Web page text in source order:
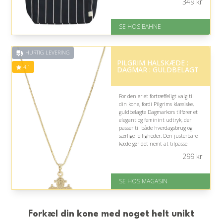
Gratis fragt
på 4.3 ud af 5
SE HOS BAHNE
HURTIG LEVERING
4.1 PILGRIM HALSKÆDE :
DAGMAR : GULDBELAGT
For den er et fortræffeligt valg til
din kone, fordi Pilgrims klassiske,
guldbelagte Dagmarkors tilfører et
elegant og feminint udtryk, der
passer til både hverdagsbrug og
særlige lejligheder. Den justerbare
kæde gør det nemt at tilpasse
God Trustpilot rating på 4.1 ud
299kr
SE HOS MAGASIN
Forkæl din kone med noget helt unikt